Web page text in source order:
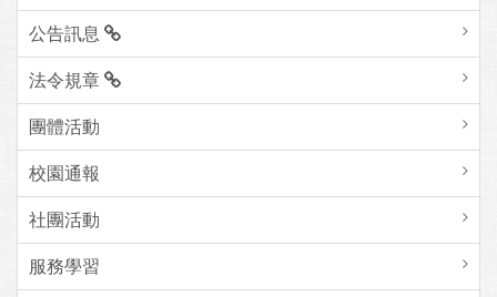
公告訊息
法令規章
團體活動
校園通報
社團活動
服務學習